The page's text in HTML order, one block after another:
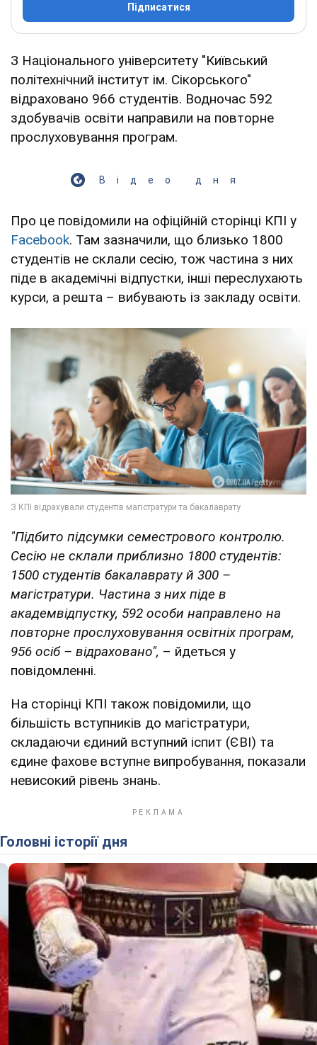
Підписатися
З Національного університету "Київський
політехнічний інститут ім. Сікорського"
відраховано 966 студентів. Водночас 592
здобувачів освіти направили на повторне
прослуховування програм.
Відео дня
Про це повідомили на офіційній сторінці КПІ у
Facebook. Там зазначили, що близько 1800
студентів не склали сесію, тож частина з них
піде в академічні відпустки, інші переслухають
курси, а решта – вибувають із закладу освіти.
"Підбито підсумки семестрового контролю.
Сесію не склали приблизно 1800 студентів:
1500 студентів бакалаврату й 300 –
магістратури. Частина з них піде в
академвідпустку, 592 особи направлено на
повторне прослуховування освітніх програм,
956 осіб – відраховано", – йдеться у
повідомленні.
На сторінці КПІ також повідомили, що
більшість вступників до магістратури,
складаючи єдиний вступний іспит (ЄВІ) та
єдине фахове вступне випробування, показали
невисокий рівень знань.
Головні історії дня